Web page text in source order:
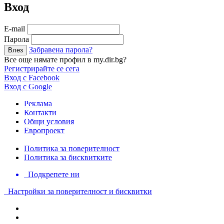
Вход
Е-mail
Парола
Забравена парола?
Все още нямате профил в my.dir.bg?
Регистрирайте се сега
Вход с Facebook
Вход с Google
Реклама
Контакти
Общи условия
Европроект
Политика за поверителност
Политика за бисквитките
Подкрепете ни
Настройки за поверителност и бисквитки